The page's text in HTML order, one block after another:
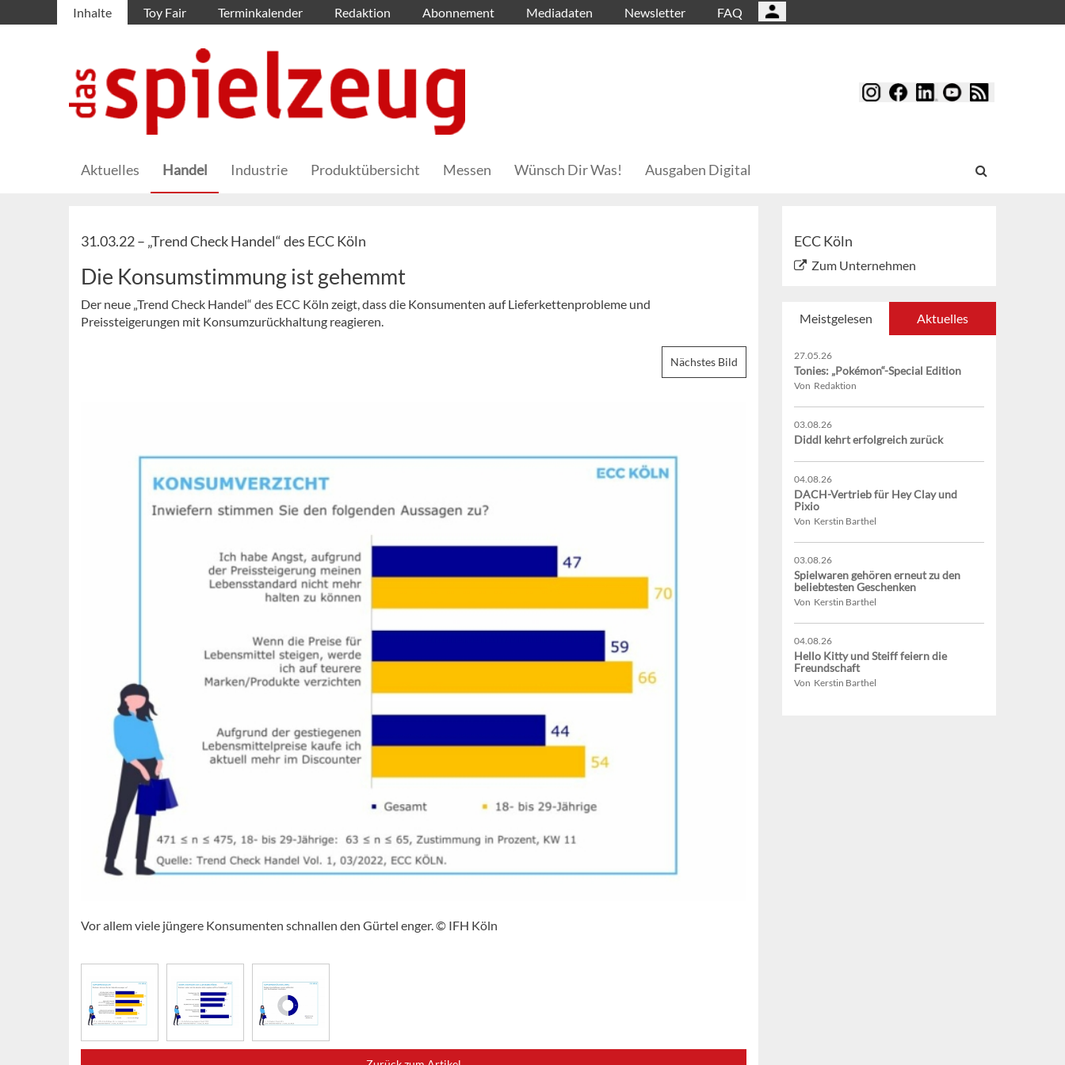
Inhalte Toy Fair Terminkalender Redaktion Abonnement Mediadaten Newsletter FAQ
Aktuelles Handel Industrie Produktübersicht Messen Wünsch Dir Was! Ausgaben Digital
31.03.22 – „Trend Check Handel“ des ECC Köln
Die Konsumstimmung ist gehemmt
Der neue „Trend Check Handel“ des ECC Köln zeigt, dass die Konsumenten auf Lieferkettenprobleme und
Preissteigerungen mit Konsumzurückhaltung reagieren.
Nächstes Bild
Vor allem viele jüngere Konsumenten schnallen den Gürtel enger. © IFH Köln
ECC Köln
Zum Unternehmen
Meistgelesen Aktuelles
27.05.26
Tonies: „Pokémon“-Special Edition
Von Redaktion
03.08.26
Diddl kehrt erfolgreich zurück
04.08.26
DACH-Vertrieb für Hey Clay und
Pixio
Von Kerstin Barthel
03.08.26
Spielwaren gehören erneut zu den
beliebtesten Geschenken
Von Kerstin Barthel
04.08.26
Hello Kitty und Steiff feiern die
Freundschaft
Von Kerstin Barthel